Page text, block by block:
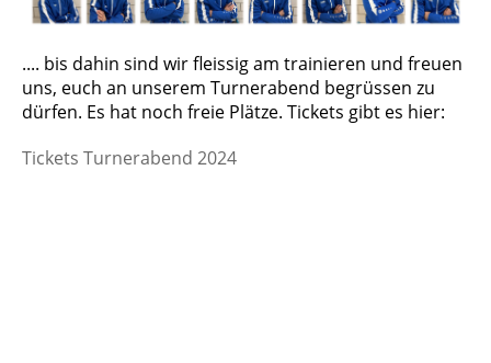
.... bis dahin sind wir fleissig am trainieren und freuen
uns, euch an unserem Turnerabend begrüssen zu
dürfen. Es hat noch freie Plätze. Tickets gibt es hier:
Tickets Turnerabend 2024